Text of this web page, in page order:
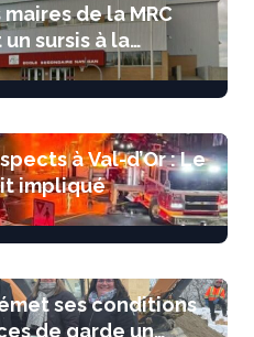
de la MRC
sursis à la
à Val-d’Or : Le
impliqué
ses conditions
de garde un